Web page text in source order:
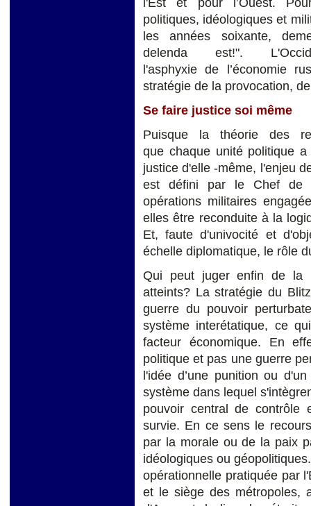
l'Est et pour l’Ouest.
politiques, idéologiques et
les années soixante,
delenda est!".
l'asphyxie de l’économie
stratégie de la provocation,
Se faire justice soi même
Puisque la théorie des
que chaque unité politique
justice d'elle -même, l'enjeu
est défini par le Chef de
opérations militaires
elles être reconduite à la
Et, faute d'univocité et
échelle diplomatique, le rôle
Qui peut juger enfin de la
atteints? La stratégie du
guerre du pouvoir
système interétatique, ce
facteur économique. En
politique et pas une guerre
l'idée d’une punition ou
système dans lequel
pouvoir central de contrôle
survie. En ce sens le
par la morale ou de la paix
idéologiques ou
opérationnelle pratiquée par
et le siège des métropoles,